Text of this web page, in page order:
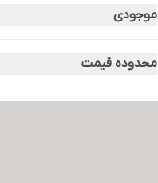
موجودی
محدوده قیمت